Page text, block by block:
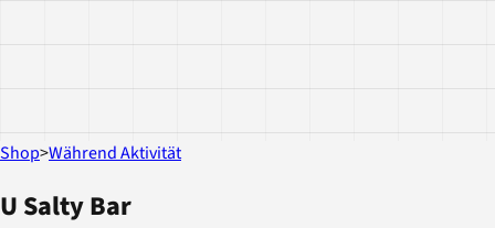
Shop>Während Aktivität
U Salty Bar